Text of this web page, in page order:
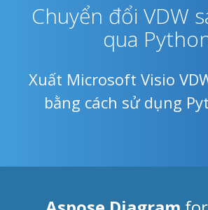
Chuyển đổi VDW
qua
Xuất Microsoft Visio
bằng cách sử dụng